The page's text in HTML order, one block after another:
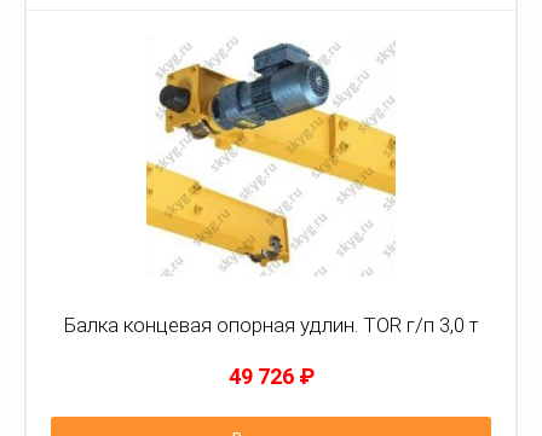
Балка концевая опорная удлин. TOR г/п 3,0 т
49 726 ₽